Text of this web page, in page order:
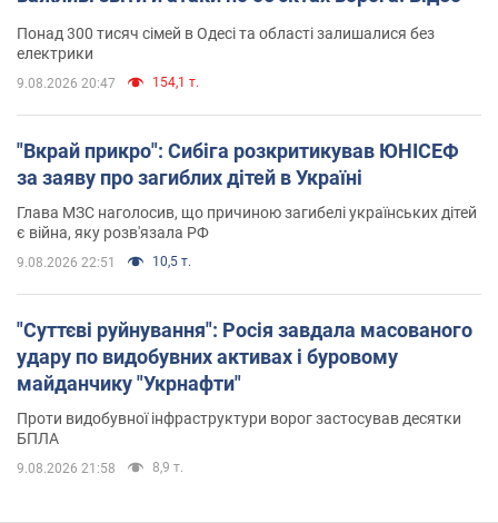
Понад 300 тисяч сімей в Одесі та області залишалися без
електрики
9.08.2026 20:47 154,1 т.
"Вкрай прикро": Сибіга розкритикував ЮНІСЕФ
за заяву про загиблих дітей в Україні
Глава МЗС наголосив, що причиною загибелі українських дітей
є війна, яку розв'язала РФ
9.08.2026 22:51 10,5 т.
"Суттєві руйнування": Росія завдала масованого
удару по видобувних активах і буровому
майданчику "Укрнафти"
Проти видобувної інфраструктури ворог застосував десятки
БПЛА
9.08.2026 21:58 8,9 т.